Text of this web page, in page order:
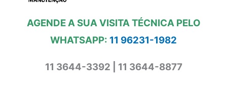
AGENDE A SUA VISITA TÉCNICA PELO
WHATSAPP: 11 96231-1982
11 3644-3392 | 11 3644-8877